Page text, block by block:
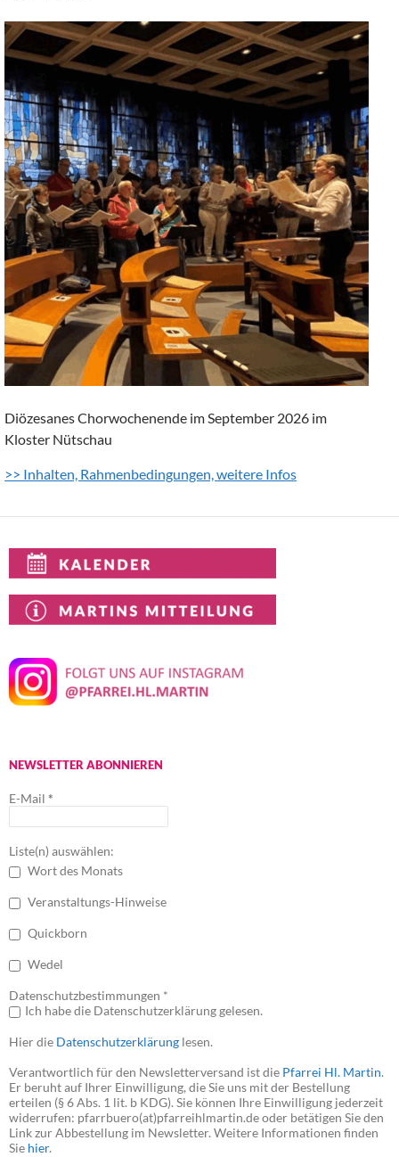
Diözesanes Chorwochenende im September 2026 im
Kloster Nütschau
>> Inhalten, Rahmenbedingungen, weitere Infos
NEWSLETTER ABONNIEREN
E-Mail *
Liste(n) auswählen:
Wort des Monats
Veranstaltungs-Hinweise
Quickborn
Wedel
Datenschutzbestimmungen *
Ich habe die Datenschutzerklärung gelesen.
Hier die Datenschutzerklärung lesen.
Verantwortlich für den Newsletterversand ist die Pfarrei Hl. Martin.
Er beruht auf Ihrer Einwilligung, die Sie uns mit der Bestellung
erteilen (§ 6 Abs. 1 lit. b KDG). Sie können Ihre Einwilligung jederzeit
widerrufen: pfarrbuero(at)pfarreihlmartin.de oder betätigen Sie den
Link zur Abbestellung im Newsletter. Weitere Informationen finden
Sie hier.